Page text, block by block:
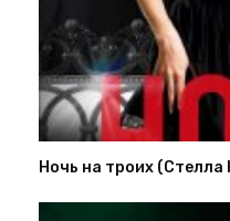
Ночь на троих (Стелла